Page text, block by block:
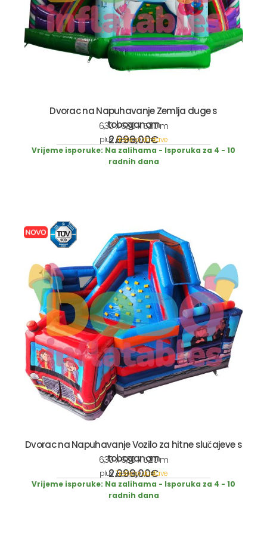
Dvorac na Napuhavanje Zemlja duge s
toboganom
6,30 x 6,30 x 5,20 m
2.999,00€
incl. 19% VAT
plusTroškovi dostave
Vrijeme isporuke: Na zalihama - Isporuka za 4 - 10
radnih dana
Dvorac na Napuhavanje Vozilo za hitne slučajeve s
toboganom
6,30 x 6,30 x 5,20 m
2.999,00€
incl. 19% VAT
plusTroškovi dostave
Vrijeme isporuke: Na zalihama - Isporuka za 4 - 10
radnih dana